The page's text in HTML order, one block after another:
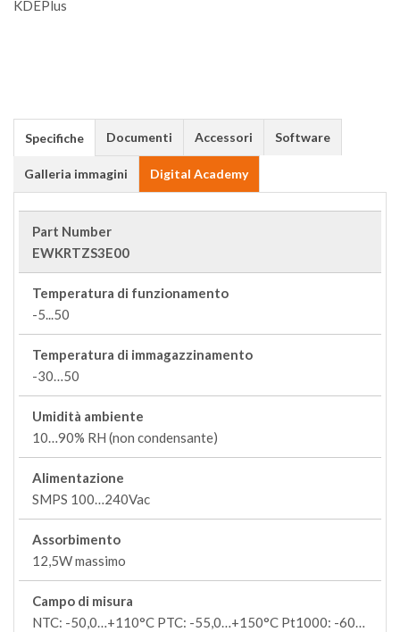
Specifiche Documenti Accessori Software
Galleria immagini Digital Academy
Part Number
EWKRTZS3E00
Temperatura di funzionamento
-5...50
Temperatura di immagazzinamento
-30…50
Umidità ambiente
10…90% RH (non condensante)
Alimentazione
SMPS 100…240Vac
Assorbimento
12,5W massimo
Campo di misura
NTC: -50,0…+110°C PTC: -55,0…+150°C Pt1000: -60…